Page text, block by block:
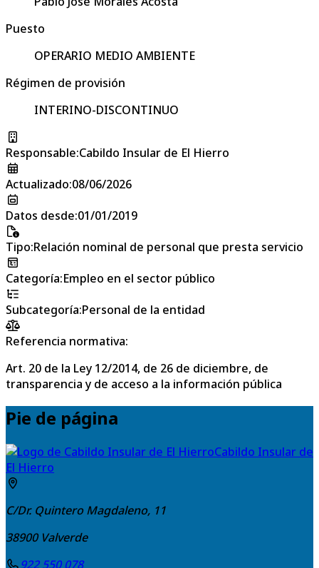
Puesto
OPERARIO MEDIO AMBIENTE
Régimen de provisión
INTERINO-DISCONTINUO
Responsable:Cabildo Insular de El Hierro
Actualizado:08/06/2026
Datos desde:01/01/2019
Tipo:Relación nominal de personal que presta servicio
Categoría:Empleo en el sector público
Subcategoría:Personal de la entidad
Referencia normativa:
Art. 20 de la Ley 12/2014, de 26 de diciembre, de
transparencia y de acceso a la información pública
Pie de página
Cabildo Insular de
El Hierro
C/Dr. Quintero Magdaleno, 11
38900 Valverde
922 550 078